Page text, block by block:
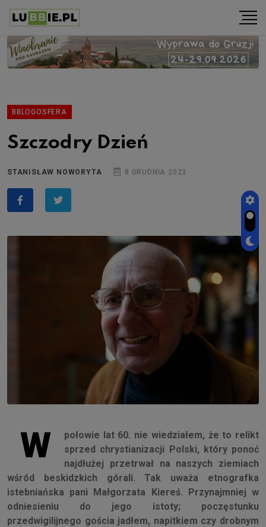
BBLOGOSFERA
Szczodry Dzień
STANISŁAW NOWORYTA 8 GRUDNIA 2023
W
połowie lat 60. nie wiedziałem, że to relikt
sprzed chrystianizacji Polski, który ponoć
najdłużej przetrwał na naszych ziemiach
wśród beskidzkich górali. Tak uważa etnografka
istebniańska pani Małgorzata Kiereś. Przynajmniej w
odniesieniu do jego istoty; poczęstunku
przedwigilijnego gościa jadłem, napitkiem czy drobnym